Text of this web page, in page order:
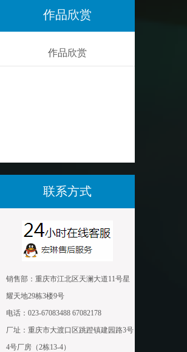
作品欣赏
作品欣赏
联系方式
销售部： 重庆市江北区天澜大道11号星
耀天地29栋3楼9号
电话： 023-67083488 67082178
厂址：重庆市大渡口区跳蹬镇建园路3号
4号厂房（2栋13-4）